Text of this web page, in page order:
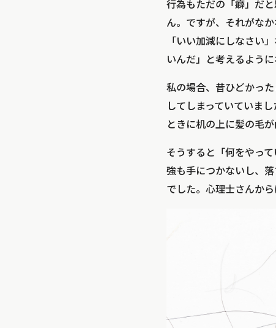
行為もただの「癖」だ
ん。ですが、それがな
「いい加減にしなさい
いんだ」と考えるよう
私の場合、昔ひどかっ
してしまっていていま
ときに机の上に髪の毛
そうすると「何をやっ
強も手につかないし、
でした。心理士さんか